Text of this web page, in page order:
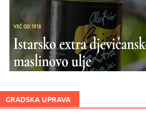
GRADSKA UPRAVA